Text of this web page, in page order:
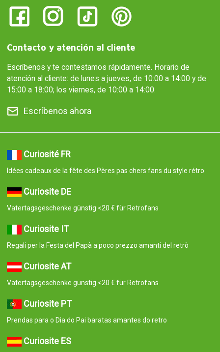
Contacto y atención al cliente
Escríbenos y te contestamos rápidamente. Horario de
atención al cliente: de lunes a jueves, de 10:00 a 14:00 y de
15:00 a 18:00; los viernes, de 10:00 a 14:00.
Escríbenos ahora
Curiosité FR
Idées cadeaux de la fête des Pères pas chers fans du style rétro
Curiosite DE
Vatertagsgeschenke günstig <20 € für Retrofans
Curiosite IT
Regali per la Festa del Papà a poco prezzo amanti del retrò
Curiosite AT
Vatertagsgeschenke günstig <20 € für Retrofans
Curiosite PT
Prendas para o Dia do Pai baratas amantes do retro
Curiosite ES